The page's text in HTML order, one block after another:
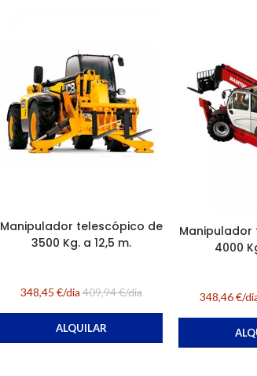
Manipulador telescópico de
3500 Kg. a 12,5 m.
348,45 €/dia409,94 €/dia
ALQUILAR
4000
348,46 €/